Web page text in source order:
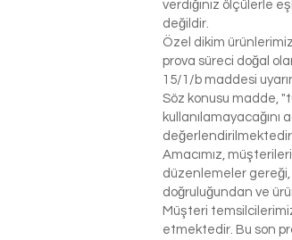
verdiğiniz ölçülerle
değildir.
Özel dikim
prova süreci doğal
15/1/b maddesi
Söz konusu madde,
Amacımız,
düzenlemeler gereği,
doğruluğundan ve
Müşteri
etmektedir. Bu son